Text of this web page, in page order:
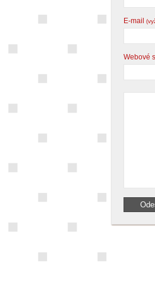
E-mail
Webové